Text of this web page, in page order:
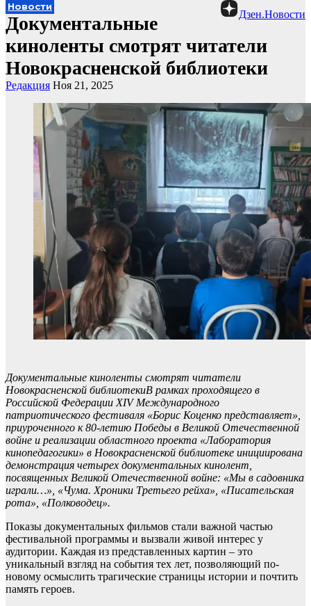
Дзен.Новости
Новости
Документальные
киноленты смотрят читатели
Новокрасненской библиотеки
Редакция Ноя 21, 2025
Документальные киноленты смотрят читатели
Новокрасненской библиотекиВ рамках проходящего в
Российской Федерации XIV Международного
патриотического фестиваля «Борис Коценко представляет»,
приуроченного к 80-летию Победы в Великой Отечественной
войне и реализации областного проекта «Лаборатория
кинопедагогики» в Новокрасненской библиотеке инициирована
демонстрация четырех документальных кинолент,
посвященных Великой Отечественной войне: «Мы в садовника
играли…», «Чума. Хроники Третьего рейха», «Писательская
рота», «Полководец».
Показы документальных фильмов стали важной частью
фестивальной программы и вызвали живой интерес у
аудитории. Каждая из представленных картин – это
уникальный взгляд на события тех лет, позволяющий по-
новому осмыслить трагические страницы истории и почтить
память героев.